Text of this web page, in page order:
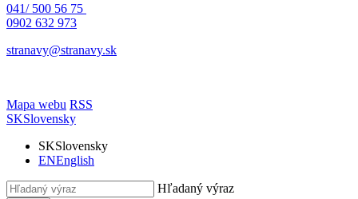
041/ 500 56 75
0902 632 973
stranavy@stranavy.sk
Mapa webu RSS
SKSlovensky
SKSlovensky
ENEnglish
Hľadaný výraz